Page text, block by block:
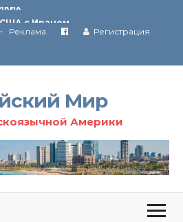
в Иране
• Реклама
Регистрация
Мир
Америки